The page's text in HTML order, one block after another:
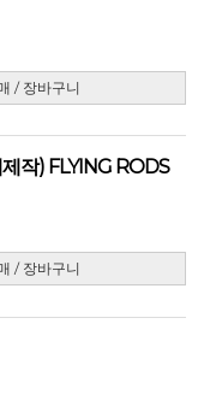
/ 장바구니
작) FLYING RODS
/ 장바구니